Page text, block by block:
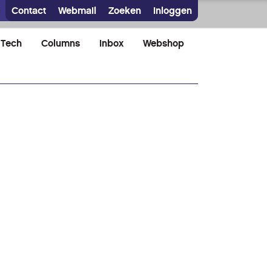
Contact Webmail Zoeken Inloggen
Tech Columns Inbox Webshop